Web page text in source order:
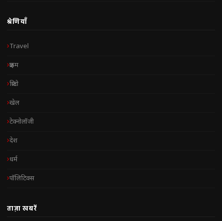
श्रेणियाँ
Travel
क्राइम
क्रिप्टो
खेल
टेक्नोलॉजी
देश
धर्म
पॉलिटिक्स
ताज़ा खबरें